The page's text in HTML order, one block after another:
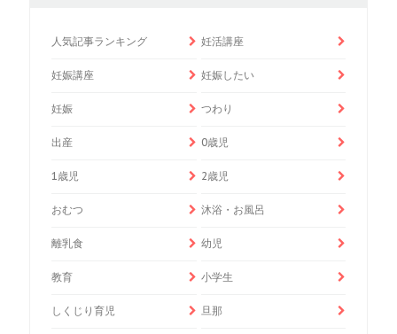
人気記事ランキング 妊活講座
妊娠講座 妊娠したい
妊娠 つわり
出産 0歳児
1歳児 2歳児
おむつ 沐浴・お風呂
離乳食 幼児
教育 小学生
しくじり育児 旦那